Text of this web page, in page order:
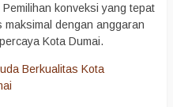
konveksi yang tepat
maksimal dengan anggaran
Kota Dumai.